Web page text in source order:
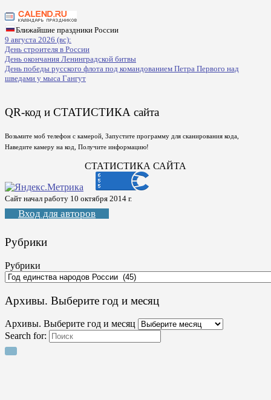
Ближайшие праздники России
9 августа 2026 (вс):
День строителя в России
День окончания Ленинградской битвы
День победы русского флота под командованием Петра Первого над
шведами у мыса Гангут
QR-код и СТАТИСТИКА сайта
Возьмите моб телефон с камерой, Запустите программу для сканирования кода,
Наведите камеру на код, Получите информацию!
СТАТИСТИКА САЙТА
Сайт начал работу 10 октября 2014 г.
Вход для авторов
Рубрики
Рубрики
Архивы. Выберите год и месяц
Архивы. Выберите год и месяц
Search for: